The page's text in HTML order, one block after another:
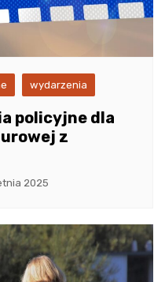
wydarzenia
policyjne dla
z
2025